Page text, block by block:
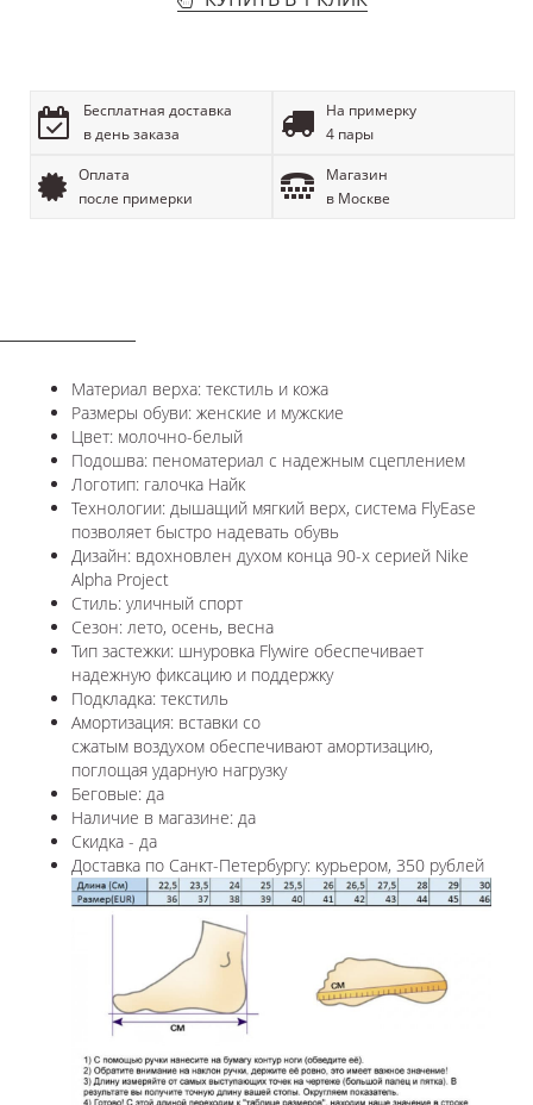
Бесплатная доставка
в день заказа
На примерку
4 пары
Оплата
после примерки
Магазин
в Москве
Материал верха: текстиль и кожа
Размеры обуви: женские и мужские
Цвет: молочно-белый
Подошва: пеноматериал с надежным сцеплением
Логотип: галочка Найк
Технологии: дышащий мягкий верх, система FlyEase
позволяет быстро надевать обувь
Дизайн: вдохновлен духом конца 90-х серией Nike
Alpha Project
Стиль: уличный спорт
Сезон: лето, осень, весна
Тип застежки: шнуровка Flywire обеспечивает
надежную фиксацию и поддержку
Подкладка: текстиль
Амортизация: вставки со
сжатым воздухом обеспечивают амортизацию,
поглощая ударную нагрузку
Беговые: да
Наличие в магазине: да
Скидка - да
Доставка по Санкт-Петербургу: курьером, 350 рублей